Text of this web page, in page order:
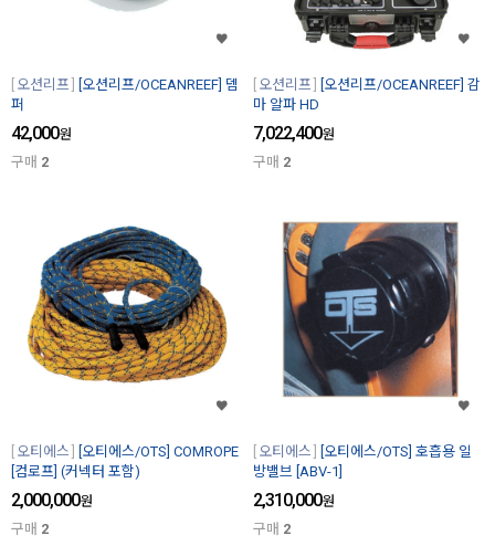
오션리프
[오션리프/OCEANREEF] 뎀
퍼
42,000원
구매 2
오션리프
[오션리프/OCEANREEF] 감
마 알파 HD
7,022,400원
구매 2
오티에스
[오티에스/OTS] COMROPE
[컴로프] (커넥터 포함)
2,000,000원
구매 2
오티에스
[오티에스/OTS] 호흡용 일
방밸브 [ABV-1]
2,310,000원
구매 2